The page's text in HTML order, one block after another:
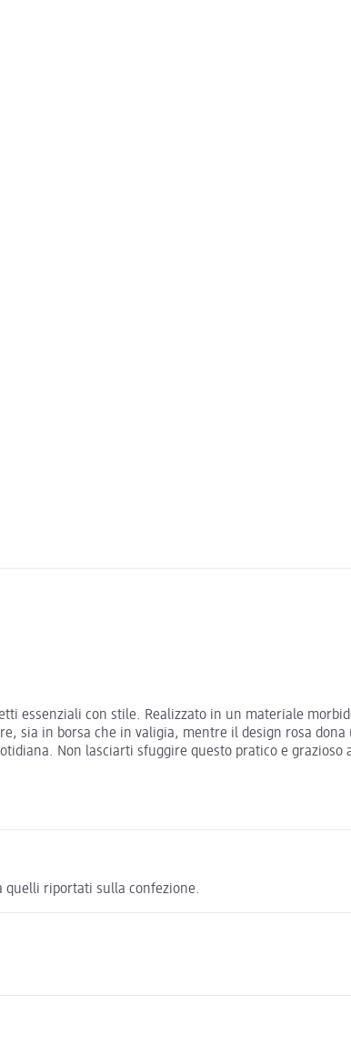
essenziali con stile. Realizzato in un materiale
sia in borsa che in valigia, mentre il design rosa
Non lasciarti sfuggire questo pratico e
quelli riportati sulla confezione.